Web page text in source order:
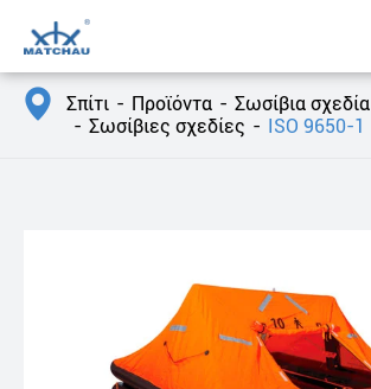
 Σπίτι Προϊόντα
Σωσίβια σχεδία
Σωσίβιες σχεδίες
ISO 9650-1